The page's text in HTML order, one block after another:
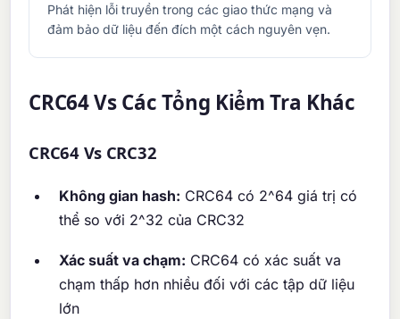
Phát hiện lỗi truyền trong các giao thức mạng và
đảm bảo dữ liệu đến đích một cách nguyên vẹn.
CRC64 Vs Các Tổng Kiểm Tra Khác
CRC64 Vs CRC32
Không gian hash: CRC64 có 2^64 giá trị có
thể so với 2^32 của CRC32
Xác suất va chạm: CRC64 có xác suất va
chạm thấp hơn nhiều đối với các tập dữ liệu
lớn